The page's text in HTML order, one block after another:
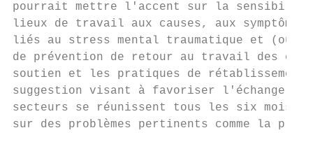
pourrait mettre l'accent sur la
lieux de travail aux causes, aux
liés au stress mental traumatique et (ou)
de prévention de retour au travail des
soutien et les pratiques de
suggestion visant à favoriser l'échange
secteurs se réunissent tous les six mois
sur des problèmes pertinents comme la